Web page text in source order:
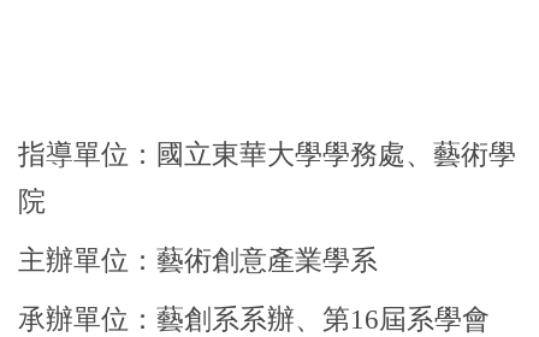
指導單位：國立東華大學學務處、藝術學
院
主辦單位：藝術創意產業學系
承辦單位：藝創系系辦、第16屆系學會